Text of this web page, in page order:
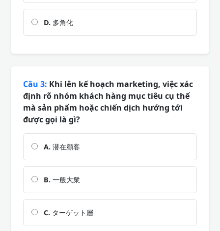
D. 多角化
Câu 3: Khi lên kế hoạch marketing, việc xác
định rõ nhóm khách hàng mục tiêu cụ thể
mà sản phẩm hoặc chiến dịch hướng tới
được gọi là gì?
A. 潜在顧客
B. 一般大衆
C. ターゲット層